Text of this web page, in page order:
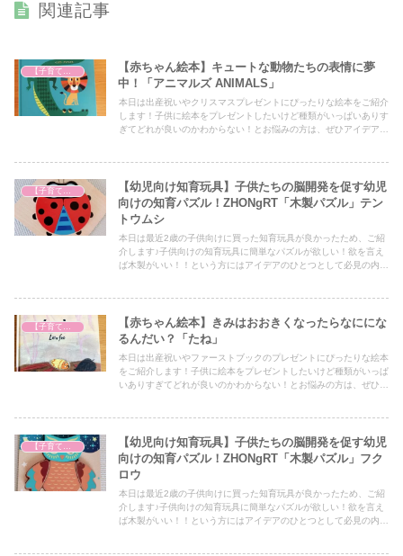
関連記事
【子育て奮闘記】
【赤ちゃん絵本】キュートな動物たちの表情に夢
中！「アニマルズ ANIMALS」
本日は出産祝いやクリスマスプレゼントにぴったりな絵本をご紹介
します！子供に絵本をプレゼントしたいけど種類がいっぱいありす
ぎてどれが良いのかわからない！とお悩みの方は、ぜひアイデアの
【子育て奮闘記】
【幼児向け知育玩具】子供たちの脳開発を促す幼児
向けの知育パズル！ZHONgRT「木製パズル」テン
トウムシ
本日は最近2歳の子供向けに買った知育玩具が良かったため、ご紹
介します♪子供向けの知育玩具に簡単なパズルが欲しい！欲を言え
ば木製がいい！！という方にはアイデアのひとつとして必見の内容
【子育て奮闘記】
【赤ちゃん絵本】きみはおおきくなったらなににな
るんだい？「たね」
本日は出産祝いやファーストブックのプレゼントにぴったりな絵本
をご紹介します！子供に絵本をプレゼントしたいけど種類がいっぱ
いありすぎてどれが良いのかわからない！とお悩みの方は、ぜひア
【幼児向け知育玩具】子供たちの脳開発を促す幼児
向けの知育パズル！ZHONgRT「木製パズル」フク
ロウ
本日は最近2歳の子供向けに買った知育玩具が良かったため、ご紹
介します♪子供向けの知育玩具に簡単なパズルが欲しい！欲を言え
ば木製がいい！！という方にはアイデアのひとつとして必見の内容